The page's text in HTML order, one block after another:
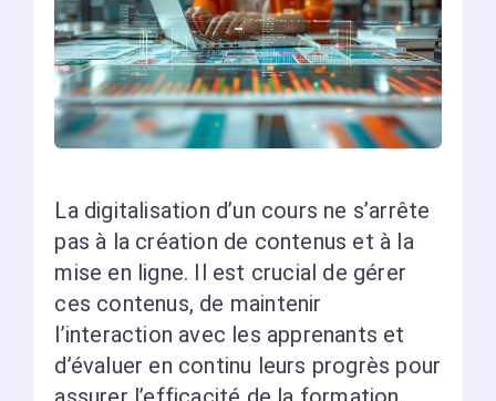
La digitalisation d’un cours ne s’arrête
pas à la création de contenus et à la
mise en ligne. Il est crucial de gérer
ces contenus, de maintenir
l’interaction avec les apprenants et
d’évaluer en continu leurs progrès pour